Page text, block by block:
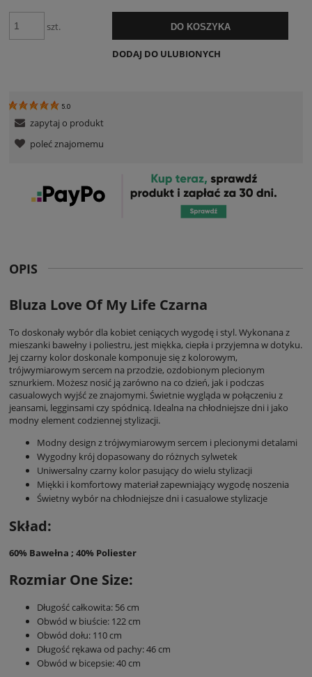
szt. DO KOSZYKA
DODAJ DO ULUBIONYCH
5.0
zapytaj o produkt
poleć znajomemu
OPIS
Bluza Love Of My Life Czarna
To doskonały wybór dla kobiet ceniących wygodę i styl. Wykonana z
mieszanki bawełny i poliestru, jest miękka, ciepła i przyjemna w dotyku.
Jej czarny kolor doskonale komponuje się z kolorowym,
trójwymiarowym sercem na przodzie, ozdobionym plecionym
sznurkiem. Możesz nosić ją zarówno na co dzień, jak i podczas
casualowych wyjść ze znajomymi. Świetnie wygląda w połączeniu z
jeansami, legginsami czy spódnicą. Idealna na chłodniejsze dni i jako
modny element codziennej stylizacji.
Modny design z trójwymiarowym sercem i plecionymi detalami
Wygodny krój dopasowany do różnych sylwetek
Uniwersalny czarny kolor pasujący do wielu stylizacji
Miękki i komfortowy materiał zapewniający wygodę noszenia
Świetny wybór na chłodniejsze dni i casualowe stylizacje
Skład:
60% Bawełna ; 40% Poliester
Rozmiar One Size:
Długość całkowita: 56 cm
Obwód w biuście: 122 cm
Obwód dołu: 110 cm
Długość rękawa od pachy: 46 cm
Obwód w bicepsie: 40 cm